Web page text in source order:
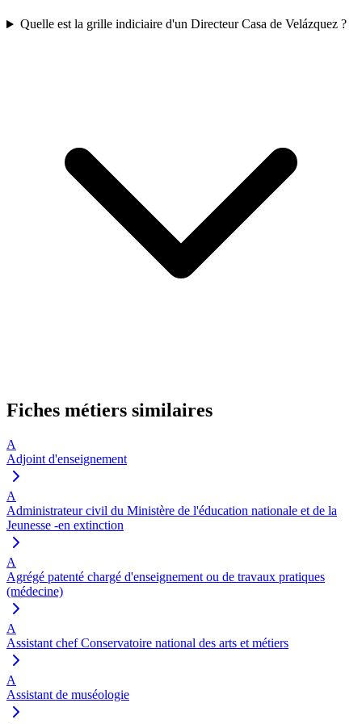
Quelle est la grille indiciaire d'un Directeur Casa de Velázquez ?
Fiches métiers similaires
A
Adjoint d'enseignement
A
Administrateur civil du Ministère de l'éducation nationale et de la
Jeunesse -en extinction
A
Agrégé patenté chargé d'enseignement ou de travaux pratiques
(médecine)
A
Assistant chef Conservatoire national des arts et métiers
A
Assistant de muséologie